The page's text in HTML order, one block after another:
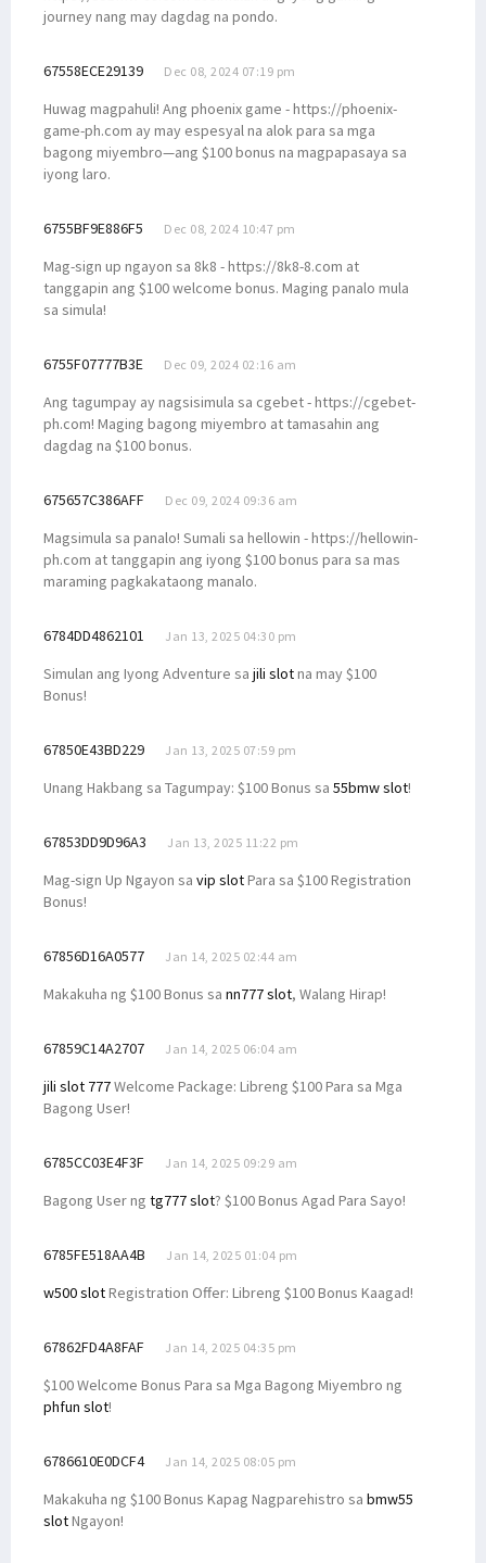
journey nang may dagdag na pondo.
67558ECE29139 Dec 08, 2024 07:19 pm
Huwag magpahuli! Ang phoenix game - https://phoenix-
game-ph.com ay may espesyal na alok para sa mga
bagong miyembro—ang $100 bonus na magpapasaya sa
iyong laro.
6755BF9E886F5 Dec 08, 2024 10:47 pm
Mag-sign up ngayon sa 8k8 - https://8k8-8.com at
tanggapin ang $100 welcome bonus. Maging panalo mula
sa simula!
6755F07777B3E Dec 09, 2024 02:16 am
Ang tagumpay ay nagsisimula sa cgebet - https://cgebet-
ph.com! Maging bagong miyembro at tamasahin ang
dagdag na $100 bonus.
675657C386AFF Dec 09, 2024 09:36 am
Magsimula sa panalo! Sumali sa hellowin - https://hellowin-
ph.com at tanggapin ang iyong $100 bonus para sa mas
maraming pagkakataong manalo.
6784DD4862101 Jan 13, 2025 04:30 pm
Simulan ang Iyong Adventure sa jili slotna may $100
Bonus!
67850E43BD229 Jan 13, 2025 07:59 pm
Unang Hakbang sa Tagumpay: $100 Bonus sa 55bmw slot!
67853DD9D96A3 Jan 13, 2025 11:22 pm
Mag-sign Up Ngayon sa vip slotPara sa $100 Registration
Bonus!
67856D16A0577 Jan 14, 2025 02:44 am
Makakuha ng $100 Bonus sa nn777 slot, Walang Hirap!
67859C14A2707 Jan 14, 2025 06:04 am
jili slot 777Welcome Package: Libreng $100 Para sa Mga
Bagong User!
6785CC03E4F3F Jan 14, 2025 09:29 am
Bagong User ng tg777 slot? $100 Bonus Agad Para Sayo!
6785FE518AA4B Jan 14, 2025 01:04 pm
w500 slotRegistration Offer: Libreng $100 Bonus Kaagad!
67862FD4A8FAF Jan 14, 2025 04:35 pm
$100 Welcome Bonus Para sa Mga Bagong Miyembro ng
phfun slot!
6786610E0DCF4 Jan 14, 2025 08:05 pm
Makakuha ng $100 Bonus Kapag Nagparehistro sa bmw55
slotNgayon!